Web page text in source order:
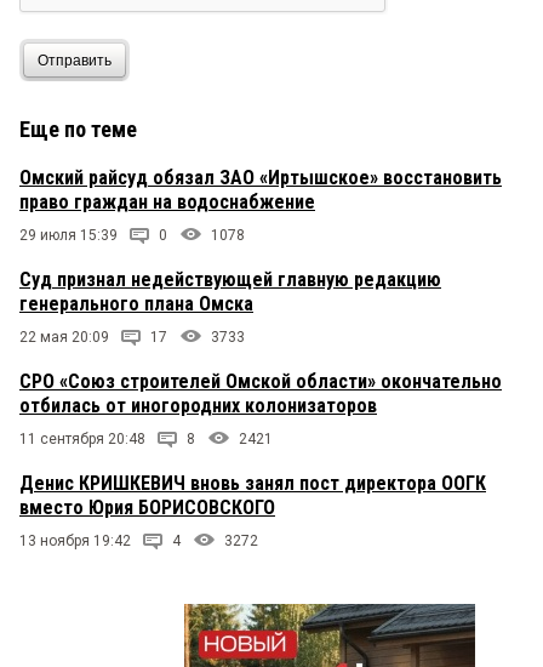
Отправить
Еще по теме
Омский райсуд обязал ЗАО «Иртышское» восстановить
право граждан на водоснабжение
29 июля 15:39 0 1078
Суд признал недействующей главную редакцию
генерального плана Омска
22 мая 20:09 17 3733
СРО «Союз строителей Омской области» окончательно
отбилась от иногородних колонизаторов
11 сентября 20:48 8 2421
Денис КРИШКЕВИЧ вновь занял пост директора ООГК
вместо Юрия БОРИСОВСКОГО
13 ноября 19:42 4 3272